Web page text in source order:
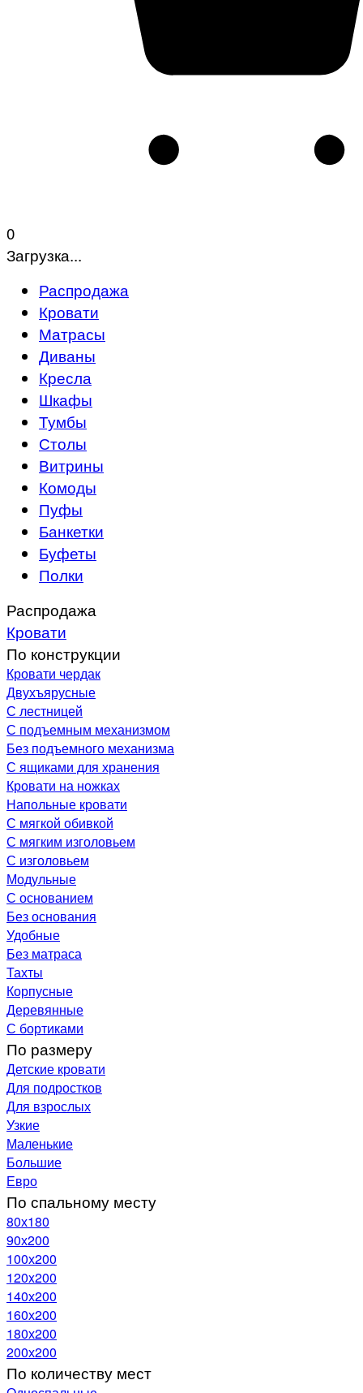
0
Загрузка...
Распродажа
Кровати
Матрасы
Диваны
Кресла
Шкафы
Тумбы
Столы
Витрины
Комоды
Пуфы
Банкетки
Буфеты
Полки
Распродажа
Кровати
По конструкции
Кровати чердак
Двухъярусные
С лестницей
С подъемным механизмом
Без подъемного механизма
С ящиками для хранения
Кровати на ножках
Напольные кровати
С мягкой обивкой
С мягким изголовьем
С изголовьем
Модульные
С основанием
Без основания
Удобные
Без матраса
Тахты
Корпусные
Деревянные
С бортиками
По размеру
Детские кровати
Для подростков
Для взрослых
Узкие
Маленькие
Большие
Евро
По спальному месту
80х180
90х200
100х200
120x200
140х200
160х200
180х200
200х200
По количеству мест